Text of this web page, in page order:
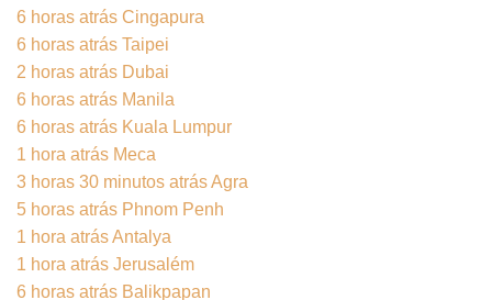
6 horas atrás Cingapura
6 horas atrás Taipei
2 horas atrás Dubai
6 horas atrás Manila
6 horas atrás Kuala Lumpur
1 hora atrás Meca
3 horas 30 minutos atrás Agra
5 horas atrás Phnom Penh
1 hora atrás Antalya
1 hora atrás Jerusalém
6 horas atrás Balikpapan